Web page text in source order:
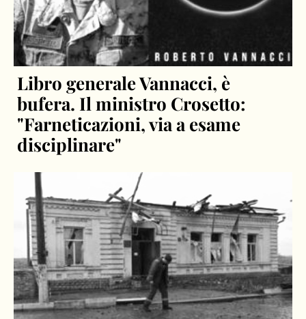
Libro generale Vannacci, è
bufera. Il ministro Crosetto:
"Farneticazioni, via a esame
disciplinare"